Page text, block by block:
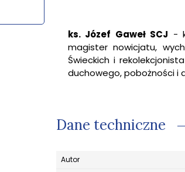
ks. Józef Gaweł SCJ -
magister nowicjatu,
Świeckich i
duchowego, pobożności i
Dane techniczne
Autor